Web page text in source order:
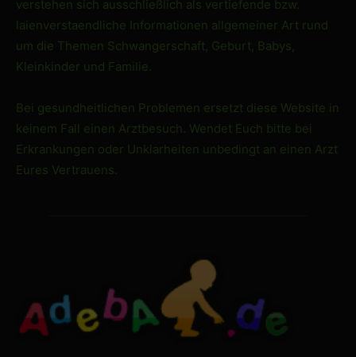
verstehen sich ausschließlich als vertiefende bzw.
laienverstaendliche Informationen allgemeiner Art rund
um die Themen Schwangerschaft, Geburt, Babys,
Kleinkinder und Familie.
Bei gesundheitlichen Problemen ersetzt diese Website in
keinem Fall einen Arztbesuch. Wendet Euch bitte bei
Erkrankungen oder Unklarheiten unbedingt an einen Arzt
Eures Vertrauens.